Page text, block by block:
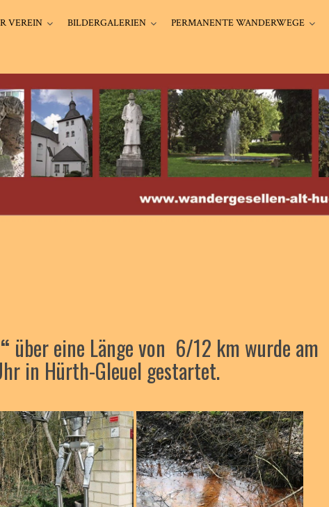
VEREIN BILDERGALERIEN PERMANENTE WANDERWEGE
über eine Länge von 6/12 km wurde am
in Hürth-Gleuel gestartet.